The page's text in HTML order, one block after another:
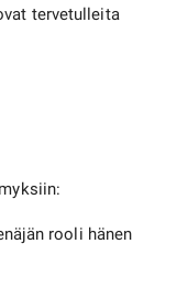
tervetulleita
rooli hänen